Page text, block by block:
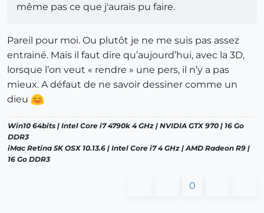
même pas ce que j'aurais pu faire.
Pareil pour moi. Ou plutôt je ne me suis pas assez
entrainé. Mais il faut dire qu’aujourd’hui, avec la 3D,
lorsque l’on veut « rendre » une pers, il n’y a pas
mieux. A défaut de ne savoir dessiner comme un
dieu
Win10 64bits | Intel Core i7 4790k 4 GHz | NVIDIA GTX 970 | 16 Go
DDR3
iMac Retina 5K OSX 10.13.6 | Intel Core i7 4 GHz | AMD Radeon R9 |
16 Go DDR3
0